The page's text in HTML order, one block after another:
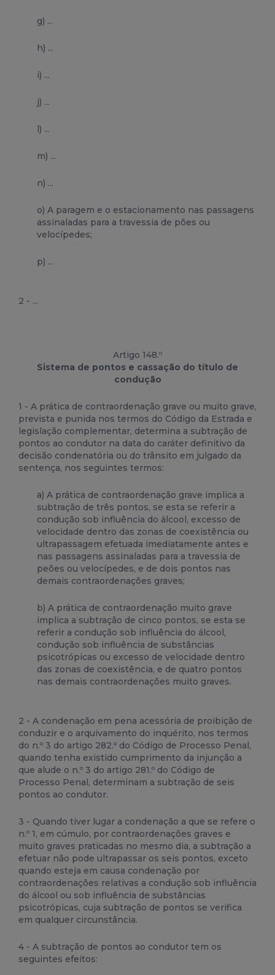
g) ...
h) ...
i) ...
j) ...
l) ...
m) ...
n) ...
o) A paragem e o estacionamento nas passagens
assinaladas para a travessia de pões ou
velocípedes;
p) ...
2 - ...
Artigo 148.º
Sistema de pontos e cassação do título de
condução
1 - A prática de contraordenação grave ou muito grave,
prevista e punida nos termos do Código da Estrada e
legislação complementar, determina a subtração de
pontos ao condutor na data do caráter definitivo da
decisão condenatória ou do trânsito em julgado da
sentença, nos seguintes termos:
a) A prática de contraordenação grave implica a
subtração de três pontos, se esta se referir a
condução sob influência do álcool, excesso de
velocidade dentro das zonas de coexistência ou
ultrapassagem efetuada imediatamente antes e
nas passagens assinaladas para a travessia de
peões ou velocípedes, e de dois pontos nas
demais contraordenações graves;
b) A prática de contraordenação muito grave
implica a subtração de cinco pontos, se esta se
referir a condução sob influência do álcool,
condução sob influência de substâncias
psicotrópicas ou excesso de velocidade dentro
das zonas de coexistência, e de quatro pontos
nas demais contraordenações muito graves.
2 - A condenação em pena acessória de proibição de
conduzir e o arquivamento do inquérito, nos termos
do n.º 3 do artigo 282.º do Código de Processo Penal,
quando tenha existido cumprimento da injunção a
que alude o n.º 3 do artigo 281.º do Código de
Processo Penal, determinam a subtração de seis
pontos ao condutor.
3 - Quando tiver lugar a condenação a que se refere o
n.º 1, em cúmulo, por contraordenações graves e
muito graves praticadas no mesmo dia, a subtração a
efetuar não pode ultrapassar os seis pontos, exceto
quando esteja em causa condenação por
contraordenações relativas a condução sob influência
do álcool ou sob influência de substâncias
psicotrópicas, cuja subtração de pontos se verifica
em qualquer circunstância.
4 - A subtração de pontos ao condutor tem os
seguintes efeitos: